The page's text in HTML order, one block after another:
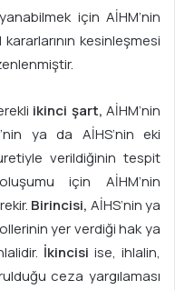
için AİHM’nin
kesinleşmesi
ikinci şart,AİHM’nin
ya da AİHS’nin eki
verildiğinin tespit
için AİHM’nin
Birincisi, AİHS’nin ya
yer verdiği hak ya
İkincisi ise, ihlalin,
ceza yargılaması